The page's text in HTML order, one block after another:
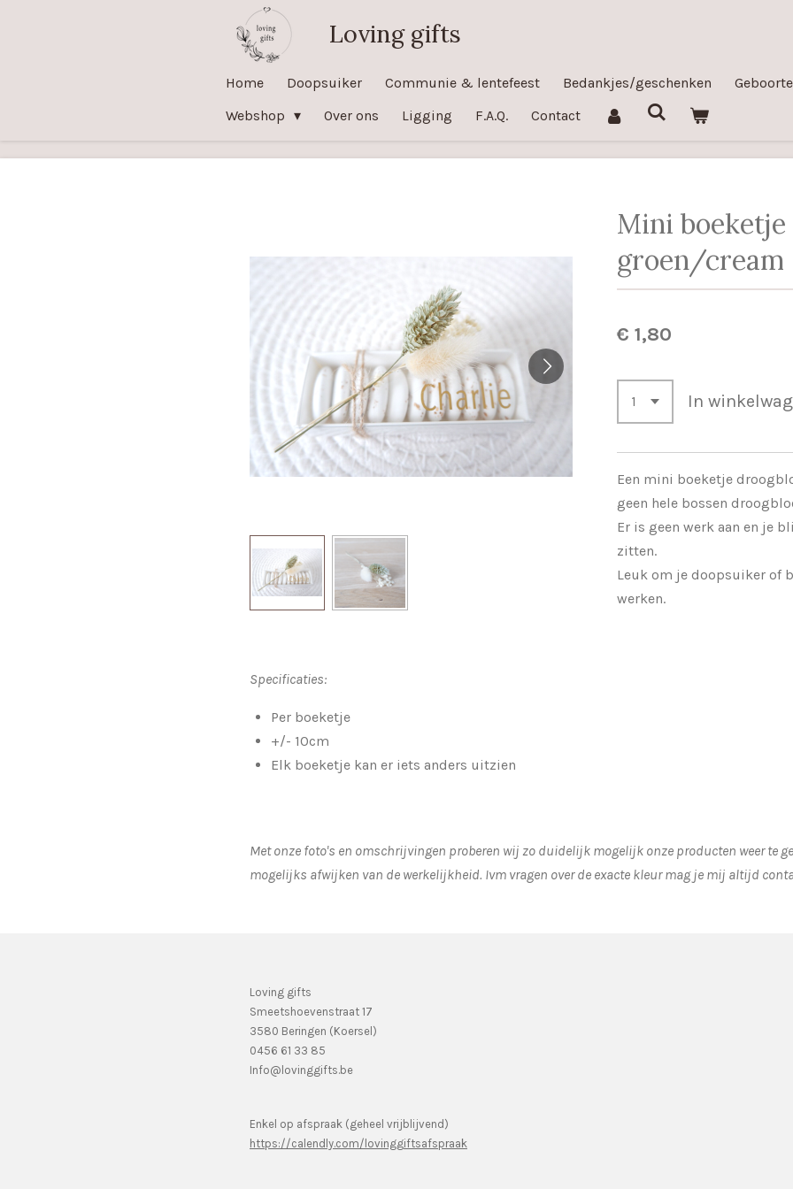
Loving gifts
Home Doopsuiker Communie & lentefeest Bedankjes/geschenken
Webshop
Over ons Ligging F.A.Q. Contact
Mini boeketje
groen/cream
€ 1,80
In
Een mini boeketje
geen hele bossen
Er is geen werk aan en je
zitten.
Leuk om je doopsuiker of
werken.
Specificaties:
Per boeketje
+/- 10cm
Elk boeketje kan er iets anders uitzien
Met onze foto's en omschrijvingen proberen wij zo duidelijk mogelijk onze producten weer te
mogelijks afwijken van de werkelijkheid. Ivm vragen over de exacte kleur mag je mij altijd
Loving gifts
Smeetshoevenstraat 17
3580 Beringen (Koersel)
0456 61 33 85
Info@lovinggifts.be
Enkel op afspraak (geheel vrijblijvend)
https://calendly.com/lovinggiftsafspraak